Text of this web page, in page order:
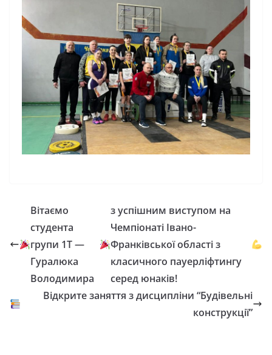
Вітаємо
студента
групи 1Т —
Гуралюка
Володимира
з успішним виступом на
Чемпіонаті Івано-
Франківської області з
класичного пауерліфтингу
серед юнаків!
Відкрите заняття з дисципліни “Будівельні
конструкції”